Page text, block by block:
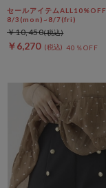
セールアイテムALL10%OFF
8/3(mon)~8/7(fri)
￥6,270 40％OFF
￥10,450